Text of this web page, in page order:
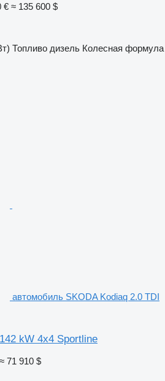
€ ≈ 135 600 $
Топливо дизель Колесная формула
автомобиль SKODA Kodiaq 2.0 TDI
kW 4x4 Sportline
≈ 71 910 $